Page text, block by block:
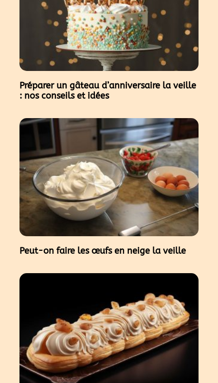
Préparer un gâteau d’anniversaire la veille
: nos conseils et idées
Peut-on faire les œufs en neige la veille